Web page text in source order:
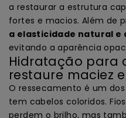
a restaurar a estrutura
fortes e macios. Além de
a elasticidade natural e
evitando a aparência
Hidratação para
restaure maciez
O ressecamento é um
tem cabelos coloridos.
perdem o brilho, mas